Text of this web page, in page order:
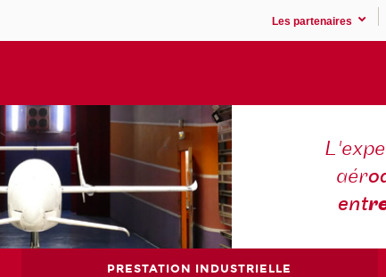
Les partenaires
aér
ent
PRESTATION INDUSTRIELLE